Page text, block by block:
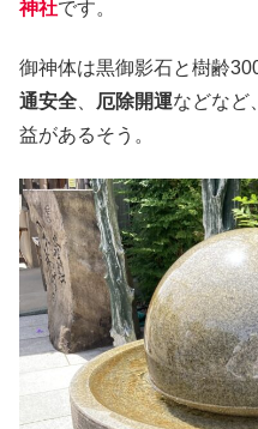
神社です。
御神体は黒御影石と樹齢
通安全
厄除開運などなど、
益があるそう。